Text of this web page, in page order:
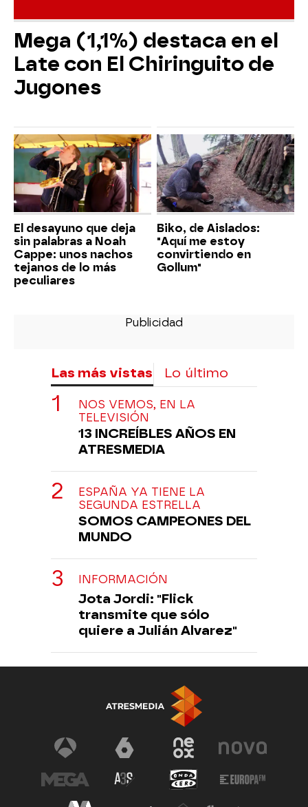
Mega (1,1%) destaca en el
Late con El Chiringuito de
Jugones
El desayuno que deja
sin palabras a Noah
Cappe: unos nachos
tejanos de lo más
peculiares
Biko, de Aislados:
"Aquí me estoy
convirtiendo en
Gollum"
Las más vistas Lo último
NOS VEMOS, EN LA
TELEVISIÓN
13 INCREÍBLES AÑOS EN
ATRESMEDIA
ESPAÑA YA TIENE LA
SEGUNDA ESTRELLA
SOMOS CAMPEONES DEL
MUNDO
INFORMACIÓN
Jota Jordi: "Flick
transmite que sólo
quiere a Julián Alvarez"